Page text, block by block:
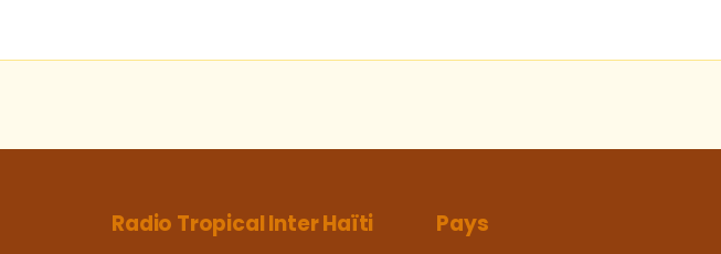
Radio Tropical Inter Haïti Pays